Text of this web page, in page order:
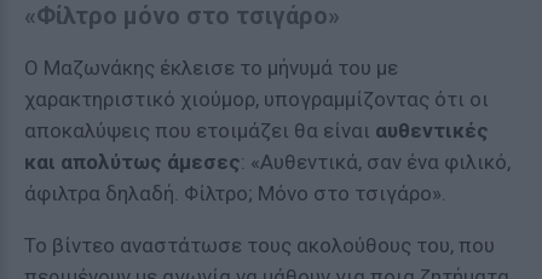
«Φίλτρο μόνο στο τσιγάρο»
Ο Μαζωνάκης έκλεισε το μήνυμά του με
χαρακτηριστικό χιούμορ, υπογραμμίζοντας ότι οι
αποκαλύψεις που ετοιμάζει θα είναι αυθεντικές
και απολύτως άμεσες: «Αυθεντικά, σαν ένα φιλικό,
άφιλτρα δηλαδή. Φίλτρο; Μόνο στο τσιγάρο».
Το βίντεο αναστάτωσε τους ακολούθους του, που